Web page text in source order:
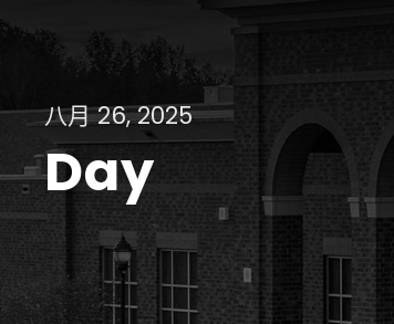
八月 26, 2025
Day